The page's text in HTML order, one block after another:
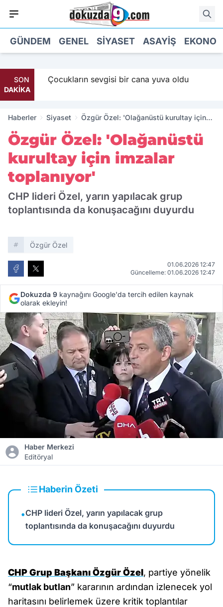
GÜNDEM GENEL SIYASET ASAYIŞ
SON
DAKİKA
Çocukların sevgisi bir cana yuva oldu
Haberler Siyaset
Özgür Özel: 'Olağanüstü kurultay için
Özgür Özel: 'Olağanüstü
kurultay için imzalar
toplanıyor'
CHP lideri Özel, yarın yapılacak grup
toplantısında da konuşacağını duyurdu
Özgür Özel
01.06.2026 12:47
Güncelleme: 01.06.2026 12:47
Dokuzda 9 kaynağını Google'da tercih edilen kaynak
olarak ekleyin!
Haber Merkezi
Editöryal
Haberin Özeti
•CHP lideri Özel, yarın yapılacak grup
toplantısında da konuşacağını duyurdu
CHP Grup Başkanı Özgür Özel, partiye yönelik
“mutlak butlan” kararının ardından izlenecek yol
haritasını belirlemek üzere kritik toplantılar